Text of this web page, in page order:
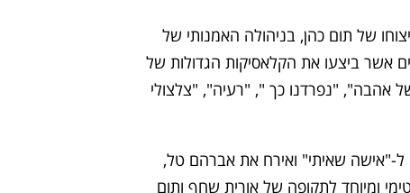
של תום כהן, בניהולה האמנותי של
אשר ביצעו את הקלאסיקות הגדולות של
אחד של אהבה", "נפרדנו כך ", "רעיה", "צלצולי
מוזיקלי שאירח כ 14,000 איש שבאו ליהנות ממגוון המופעים: דויד ברוזה ציין 40 שנה ל-"אישה שאיתי" ואירח את אברהם טל,
ומיוחד לתקופה של אורית שחף ותום